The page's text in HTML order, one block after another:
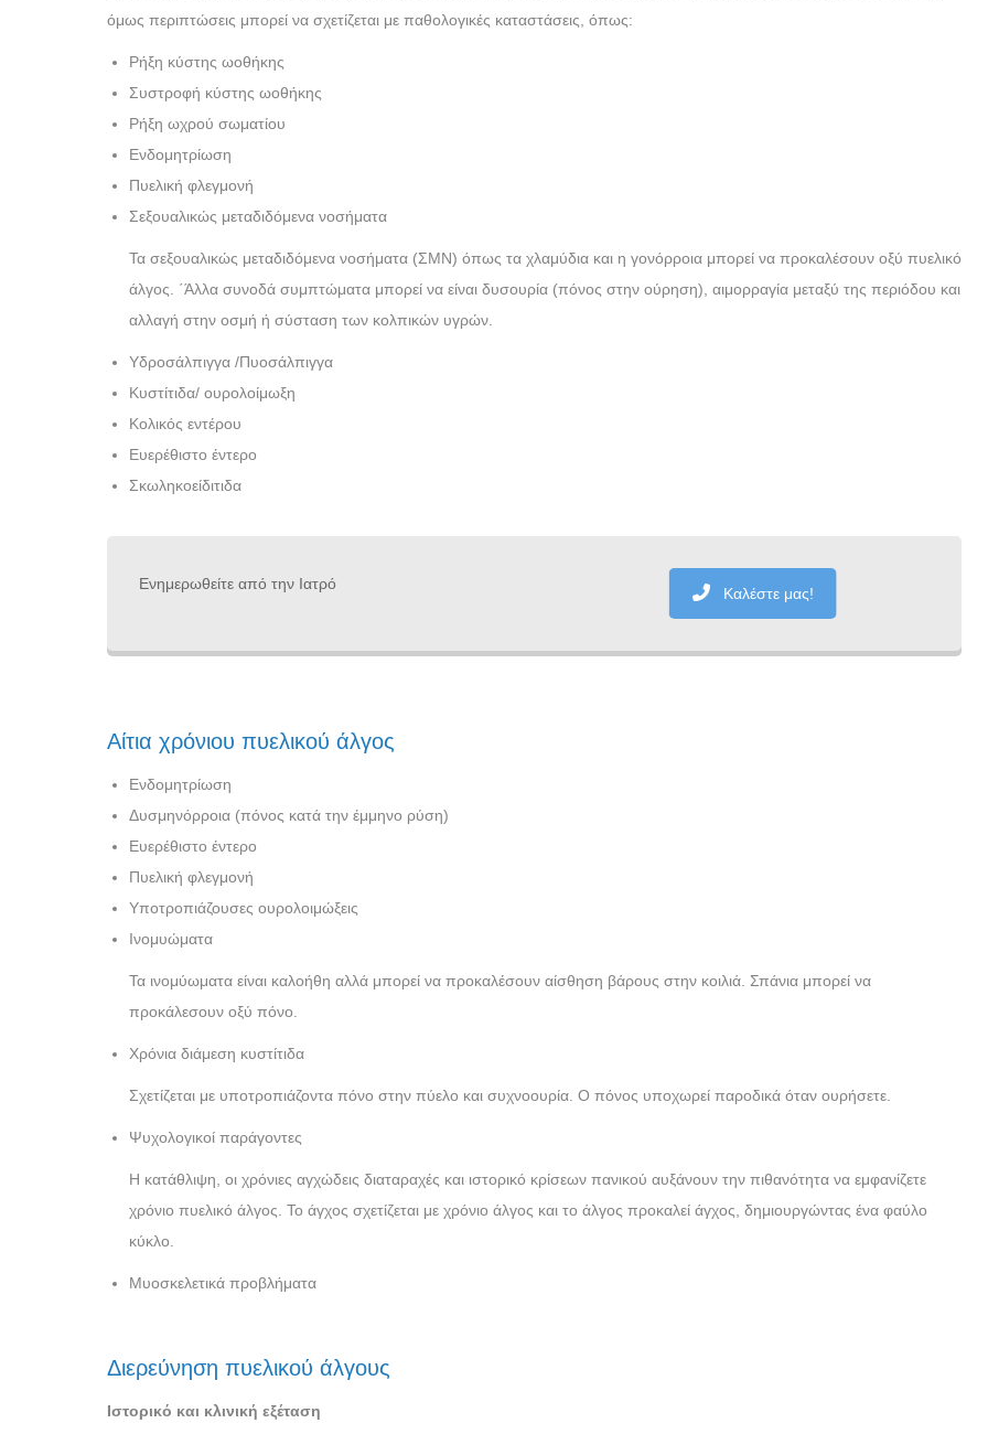
όμως περιπτώσεις μπορεί να σχετίζεται με παθολογικές καταστάσεις, όπως:
Ρήξη κύστης ωοθήκης
Συστροφή κύστης ωοθήκης
Ρήξη ωχρού σωματίου
Ενδομητρίωση
Πυελική φλεγμονή
Σεξουαλικώς μεταδιδόμενα νοσήματα
Τα σεξουαλικώς μεταδιδόμενα νοσήματα (ΣΜΝ) όπως τα χλαμύδια και η γονόρροια μπορεί να προκαλέσουν οξύ πυελικό
άλγος. ΄Άλλα συνοδά συμπτώματα μπορεί να είναι δυσουρία (πόνος στην ούρηση), αιμορραγία μεταξύ της περιόδου και
αλλαγή στην οσμή ή σύσταση των κολπικών υγρών.
Υδροσάλπιγγα /Πυοσάλπιγγα
Κυστίτιδα/ ουρολοίμωξη
Κολικός εντέρου
Ευερέθιστο έντερο
Σκωληκοείδιτιδα
Ενημερωθείτε από την Ιατρό
Καλέστε μας!
Αίτια χρόνιου πυελικού άλγος
Ενδομητρίωση
Δυσμηνόρροια (πόνος κατά την έμμηνο ρύση)
Ευερέθιστο έντερο
Πυελική φλεγμονή
Υποτροπιάζουσες ουρολοιμώξεις
Ινομυώματα
Τα ινομύωματα είναι καλοήθη αλλά μπορεί να προκαλέσουν αίσθηση βάρους στην κοιλιά. Σπάνια μπορεί να
προκάλεσουν οξύ πόνο.
Χρόνια διάμεση κυστίτιδα
Σχετίζεται με υποτροπιάζοντα πόνο στην πύελο και συχνοουρία. Ο πόνος υποχωρεί παροδικά όταν ουρήσετε.
Ψυχολογικοί παράγοντες
Η κατάθλιψη, οι χρόνιες αγχώδεις διαταραχές και ιστορικό κρίσεων πανικού αυξάνουν την πιθανότητα να εμφανίζετε
χρόνιο πυελικό άλγος. Το άγχος σχετίζεται με χρόνιο άλγος και το άλγος προκαλεί άγχος, δημιουργώντας ένα φαύλο
κύκλο.
Μυοσκελετικά προβλήματα
Διερεύνηση πυελικού άλγους
Ιστορικό και κλινική εξέταση